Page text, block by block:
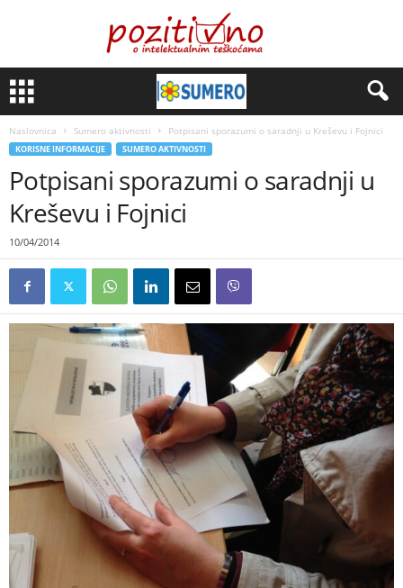
Naslovnica Sumero aktivnosti Potpisani sporazumi o saradnji u Kreševu i Fojnici
KORISNE INFORMACIJE SUMERO AKTIVNOSTI
Potpisani sporazumi o saradnji u
Kreševu i Fojnici
10/04/2014